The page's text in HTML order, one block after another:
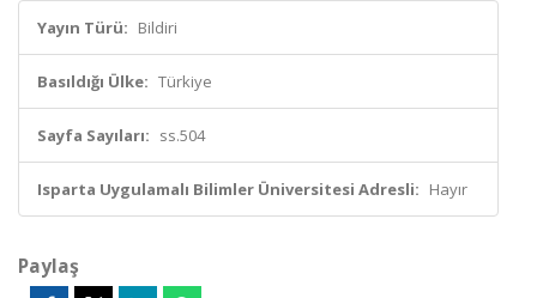
Yayın Türü: Bildiri
Basıldığı Ülke: Türkiye
Sayfa Sayıları: ss.504
Isparta Uygulamalı Bilimler Üniversitesi Adresli: Hayır
Paylaş